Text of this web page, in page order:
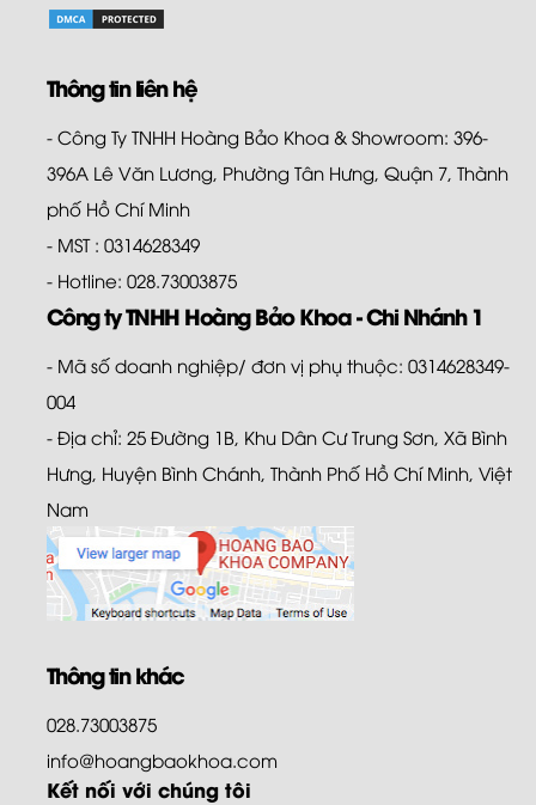
Thông tin liên hệ
- Công Ty TNHH Hoàng Bảo Khoa & Showroom: 396-
396A Lê Văn Lương, Phường Tân Hưng, Quận 7, Thành
phố Hồ Chí Minh
- MST : 0314628349
- Hotline: 028.73003875
Công ty TNHH Hoàng Bảo Khoa - Chi Nhánh 1
- Mã số doanh nghiệp/ đơn vị phụ thuộc: 0314628349-
004
- Địa chỉ: 25 Đường 1B, Khu Dân Cư Trung Sơn, Xã Bình
Hưng, Huyện Bình Chánh, Thành Phố Hồ Chí Minh, Việt
Nam
Thông tin khác
028.73003875
info@hoangbaokhoa.com
Kết nối với chúng tôi